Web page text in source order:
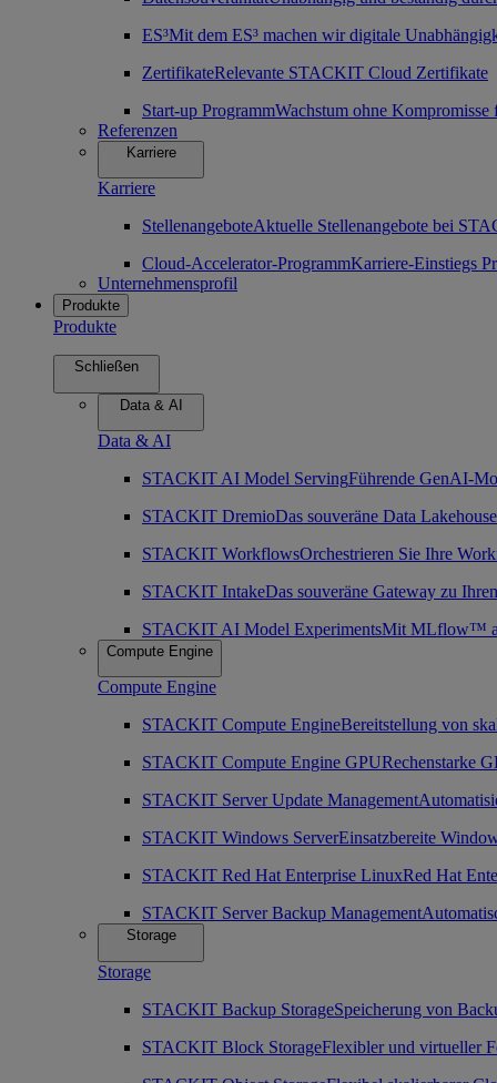
ES³Mit dem ES³ machen wir digitale
ZertifikateRelevante STACKIT Cloud Zertifikate
Start-up ProgrammWachstum ohne
Referenzen
Karriere
Karriere
StellenangeboteAktuelle Stellenangebote bei
Cloud-Accelerator-ProgrammKarriere-Einstiegs
Unternehmensprofil
Produkte
Produkte
Schließen
Data & AI
Data & AI
STACKIT AI Model ServingFührende GenAI-
STACKIT DremioDas souveräne Data Lakehouse
STACKIT WorkflowsOrchestrieren Sie Ihre
STACKIT IntakeDas souveräne Gateway zu
STACKIT AI Model ExperimentsMit MLflow™
Compute Engine
Compute Engine
STACKIT Compute EngineBereitstellung von
STACKIT Compute Engine GPURechenstarke
STACKIT Server Update Management
STACKIT Windows ServerEinsatzbereite
STACKIT Red Hat Enterprise LinuxRed Hat
STACKIT Server Backup Management
Storage
Storage
STACKIT Backup StorageSpeicherung von
STACKIT Block StorageFlexibler und virtueller